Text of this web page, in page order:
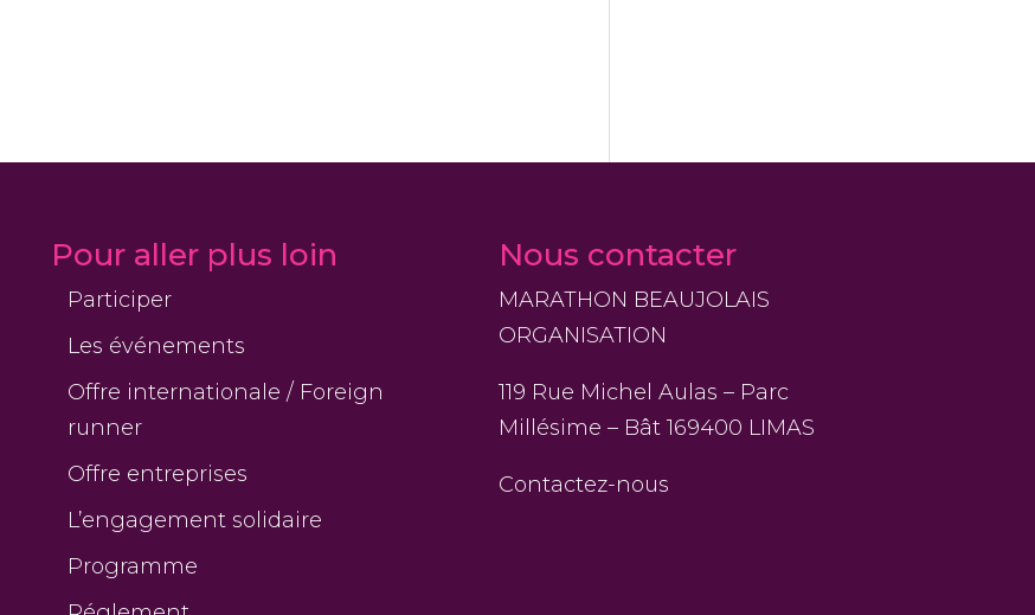
Pour aller plus loin
Participer
Les événements
Offre internationale / Foreign
runner
Offre entreprises
L’engagement solidaire
Programme
Nous contacter
MARATHON BEAUJOLAIS
ORGANISATION
119 Rue Michel Aulas – Parc
Millésime – Bât 169400 LIMAS
Contactez-nous